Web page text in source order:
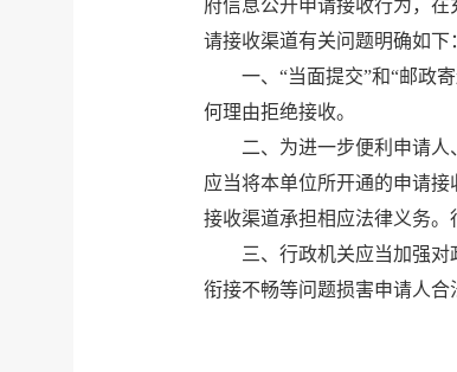
府信息公开申请接收行为，
请接收渠道有关问题明确如下
一、“当面提交”和“邮政
何理由拒绝接收。
二、为进一步便利申请
应当将本单位所开通的申请
接收渠道承担相应法律义务。
三、行政机关应当加强
衔接不畅等问题损害申请人合